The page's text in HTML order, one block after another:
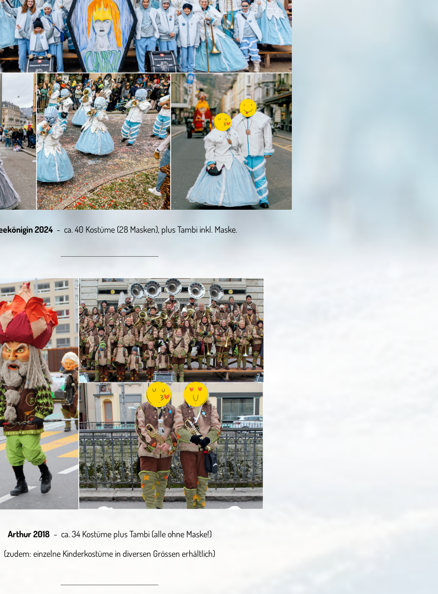
2024 - ca. 40 Kostüme (28 Masken), plus Tambi inkl. Maske.
Arthur 2018 - ca. 34 Kostüme plus Tambi (alle ohne Maske!)
(zudem: einzelne Kinderkostüme in diversen Grössen erhältlich)